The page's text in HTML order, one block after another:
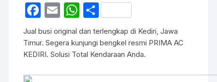
F
a
c
e
b
E
m
ail
W
h
at
s
A
S
h
ar
e
Jual busi original dan terlengkap di Kediri, Jawa
Timur. Segera kunjungi bengkel resmi PRIMA AC
KEDIRI. Solusi Total Kendaraan Anda.